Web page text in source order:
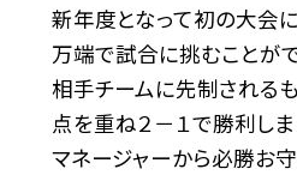
新年度となって初の大会
万端で試合に挑むことがで
相手チームに先制される
点を重ね２－１で勝利しま
マネージャーから必勝お